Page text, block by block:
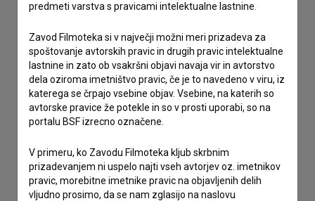
Spoštovani, s pomočjo spodnjega obrazca lahko stopite v
stik z uredništvom Baze slovenskih filmov. Veseli bomo vaših
odzivov.
imam vprašanje
prijavljam napako
želim dodati podatke
drugo
predmeti varstva s pravicami intelektualne lastnine.
Zavod Filmoteka si v največji možni meri prizadeva za
spoštovanje avtorskih pravic in drugih pravic intelektualne
lastnine in zato ob vsakršni objavi navaja vir in avtorstvo
dela oziroma imetništvo pravic, če je to navedeno v viru, iz
katerega se črpajo vsebine objav. Vsebine, na katerih so
avtorske pravice že potekle in so v prosti uporabi, so na
portalu BSF izrecno označene.
V primeru, ko Zavodu Filmoteka kljub skrbnim
prizadevanjem ni uspelo najti vseh avtorjev oz. imetnikov
pravic, morebitne imetnike pravic na objavljenih delih
vljudno prosimo, da se nam zglasijo na naslovu